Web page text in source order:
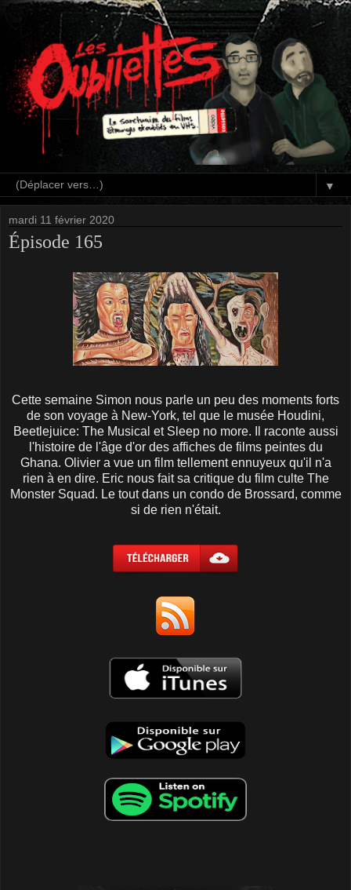
▼
mardi 11 février 2020
Épisode 165
Cette semaine Simon nous parle un peu des moments forts
de son voyage à New-York, tel que le musée Houdini,
Beetlejuice: The Musical et Sleep no more. Il raconte aussi
l'histoire de l'âge d'or des affiches de films peintes du
Ghana. Olivier a vue un film tellement ennuyeux qu'il n'a
rien à en dire. Eric nous fait sa critique du film culte The
Monster Squad. Le tout dans un condo de Brossard, comme
si de rien n'était.